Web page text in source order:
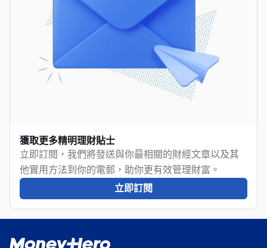
MoneyHero為你整合特
區護照續期教學包，一
文睇清5種續期方法、所
需文件及費用、領證時
間，以及點樣申請快
證。
慳錢空間。這篇攻略助
你一次過睇清2026遊日
的注意事項，由稅項、
換錢到簽賬，讓你玩得
盡興之餘，也能更精明
地控制預算。
獲取更多精明理財貼士
立即訂閱，我們將發送與你最相關的財經文章以及其
他實用方法到你的電郵，助你更有效管理財富。
立即訂閱